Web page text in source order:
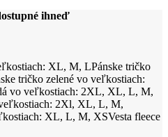
ihneď
XL, M, LPánske tričko
tričko zelené vo veľkostiach:
vo veľkostiach: 2XL, XL, L, M,
2Xl, XL, L, M,
XL, L, M, XSVesta fleece